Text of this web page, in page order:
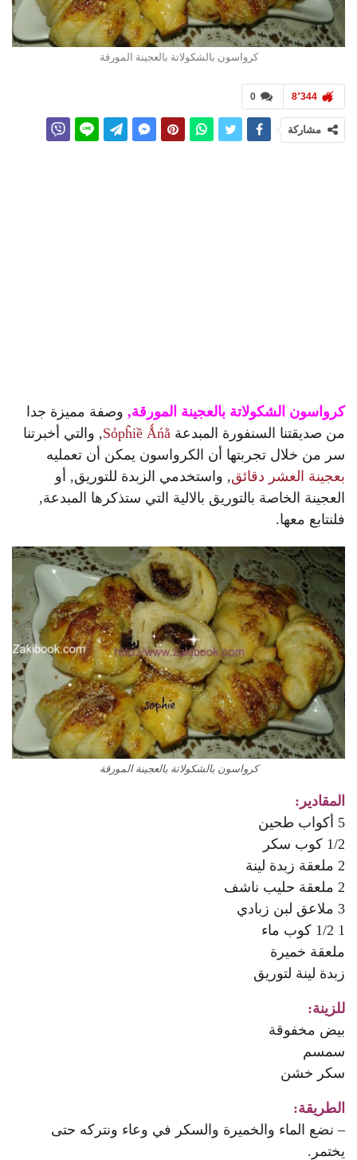
كرواسون بالشكولاتة بالعجينة المورقة
0 8٬344
مشاركة
كرواسون الشكولاتة بالعجينة المورقة, وصفة مميزة جدا
من صديقتنا السنفورة المبدعة Sỏpĥiề Ǻńằ, والتي أخبرتنا
سر من خلال تجربتها أن الكرواسون يمكن أن تعمليه
بعجينة العشر دقائق, واستخدمي الزبدة للتوريق, أو
العجينة الخاصة بالتوريق بالالية التي ستذكرها المبدعة,
فلنتابع معها.
كرواسون بالشكولاتة بالعجينة المورقة
المقادير:
5 أكواب طحين
1/2 كوب سكر
2 ملعقة زبدة لينة
2 ملعقة حليب ناشف
3 ملاعق لبن زبادي
1 1/2 كوب ماء
ملعقة خميرة
زبدة لينة لتوريق
للزينة:
بيض مخفوقة
سمسم
سكر خشن
الطريقة:
– نضع الماء والخميرة والسكر في وعاء ونتركه حتى
يختمر.